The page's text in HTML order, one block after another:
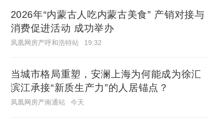
2026年“内蒙古人吃内蒙古美食” 产销对接与
消费促进活动 成功举办
凤凰网房产呼和浩特站 19:32
当城市格局重塑，安澜上海为何能成为徐汇
滨江承接“新质生产力”的人居锚点？
凤凰网房产南通站 今天